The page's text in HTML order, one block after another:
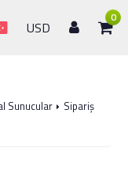
USD
0
Sunucular
Sipariş